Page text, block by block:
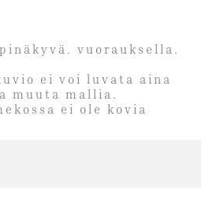
vuorauksella.
ei voi luvata aina
muuta mallia.
ei ole kovia